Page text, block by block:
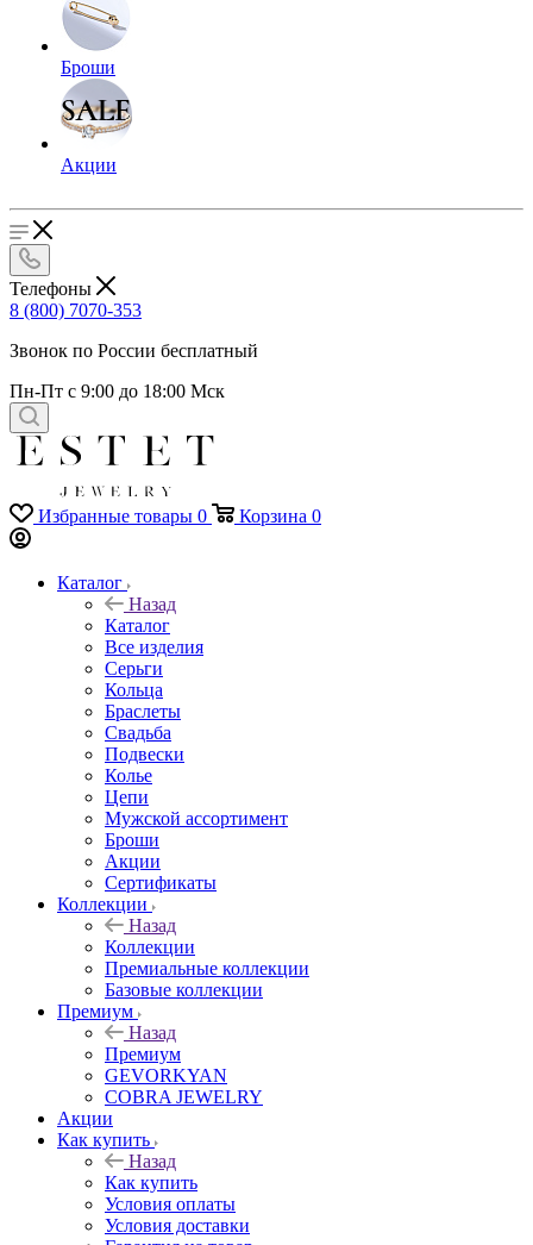
Броши
Акции
Телефоны
8 (800) 7070-353
Звонок по России бесплатный
Пн-Пт с 9:00 до 18:00 Мск
Избранные товары 0 Корзина 0
Каталог
Назад
Каталог
Все изделия
Серьги
Кольца
Браслеты
Свадьба
Подвески
Колье
Цепи
Мужской ассортимент
Броши
Акции
Сертификаты
Коллекции
Назад
Коллекции
Премиальные коллекции
Базовые коллекции
Премиум
Назад
Премиум
GEVORKYAN
COBRA JEWELRY
Акции
Как купить
Назад
Как купить
Условия оплаты
Условия доставки